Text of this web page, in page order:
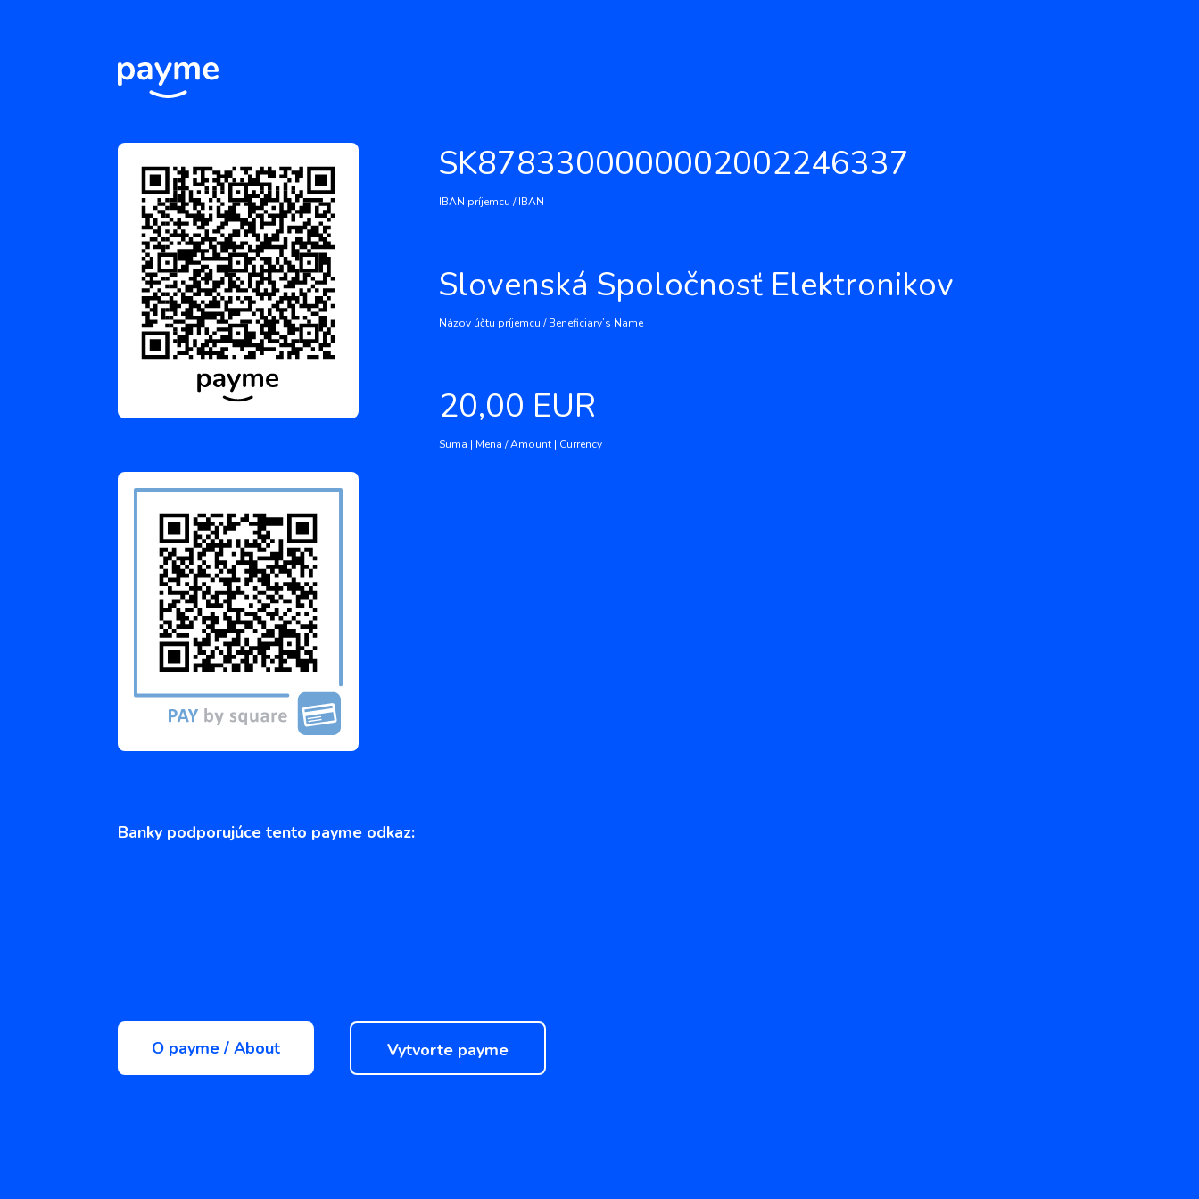
SK8783300000002002246337
IBAN príjemcu / IBAN
Slovenská Spoločnosť Elektronikov
Názov účtu príjemcu / Beneficiary’s Name
20,00 EUR
Suma | Mena / Amount | Currency
Banky podporujúce tento payme odkaz:
O payme / About Vytvorte payme